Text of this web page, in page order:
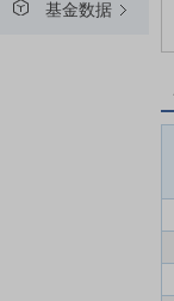
基金数据